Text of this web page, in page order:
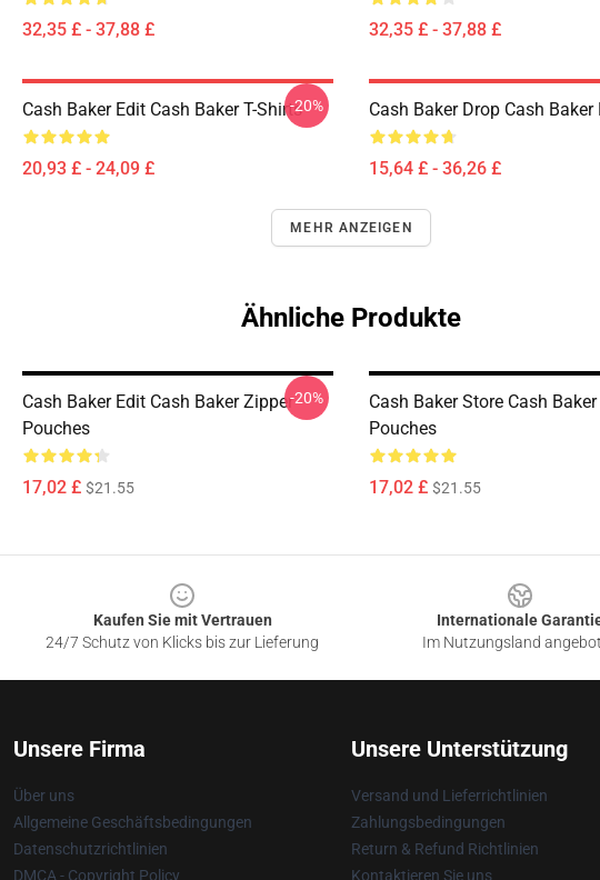
32,35 £ - 37,88 £ 32,35 £ - 37,88 £
Cash Baker Edit Cash Baker T-Shirts
20,93 £ - 24,09 £
-20% Cash Baker Drop Cash Baker
15,64 £ - 36,26 £
MEHR ANZEIGEN
Ähnliche Produkte
Cash Baker Edit Cash Baker Zipper
Pouches
17,02 £ $21.55
-20%
Cash Baker Store Cash
Pouches
17,02 £ $21.55
Kaufen Sie mit Vertrauen
24/7 Schutz von Klicks bis zur Lieferung
Internationale
Im Nutzungsland
Unsere Firma
Über uns
Allgemeine Geschäftsbedingungen
Datenschutzrichtlinien
DMCA - Copyright Policy
Unsere Unterstützung
Versand und Lieferrichtlinien
Zahlungsbedingungen
Return & Refund Richtlinien
Kontaktieren Sie uns